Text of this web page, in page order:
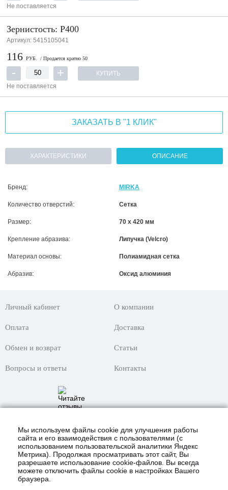
Не поставляется
Зернистость: P400
Артикул: 5415105041
116 РУБ. / Продается кратно 50
КУПИТЬ
Не поставляется
ЗАКАЗАТЬ В "1 КЛИК"
ХАРАКТЕРИСТИКИ ОПИСАНИЕ
Бренд: MIRKA
Количество отверстий: Сетка
Размер: 70 х 420 мм
Крепление абразива: Липучка (Velcro)
Материал основы: Полиамидная сетка
Абразив: Оксид алюминия
Личный кабинет О компании
Оплата Доставка
Обмен и возврат Статьи
Вопросы и ответы Контакты
Мы используем файлы cookie для улучшения работы
сайта и его взаимодействия с пользователями (с
использованием пользовательской аналитики Яндекс
Метрика). Продолжая просматривать этот сайт, Вы
разрешаете использование cookie-файлов. Вы всегда
можете отключить файлы cookie в настройках Вашего
браузера.